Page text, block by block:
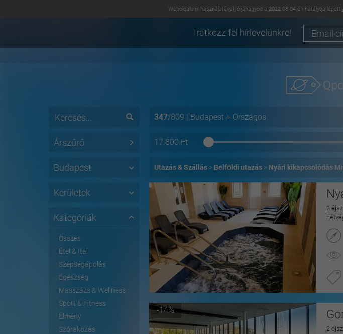
Weboldalunk használatával jóváhagyod a 2022.08.04-én hatályba lépett
Iratkozz fel hírlevelünkre!
Árszűrő
Budapest
Kerületek
Kategóriák
Összes
Étel & Ital
Szépségápolás
Egészség
Masszázs & Wellness
Sport & Fitness
Élmény
Szórakozás
347/809 | Budapest + Országos
17.800 Ft
Utazás & Szállás Belföldi utazás Nyári kikapcsolódás
2
-14%
2